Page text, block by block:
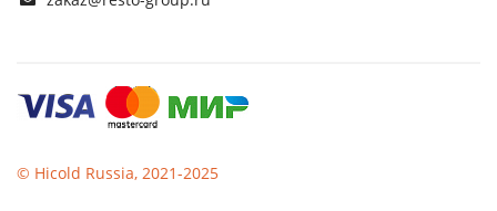
© Hicold Russia, 2021-2025